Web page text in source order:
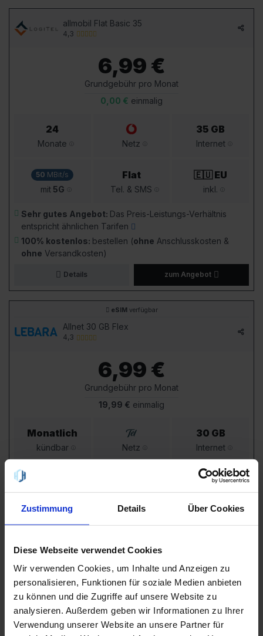
Zustimmung Details Über Cookies
Diese Webseite verwendet Cookies
Wir verwenden Cookies, um Inhalte und Anzeigen zu
personalisieren, Funktionen für soziale Medien anbieten
zu können und die Zugriffe auf unsere Website zu
analysieren. Außerdem geben wir Informationen zu Ihrer
Verwendung unserer Website an unsere Partner für
allmobil Flat Basic 35
4,3
6,99 €
Grundgebühr pro Monat
0,00 € einmalig
24
Monate Netz
35 GB
Internet
50 MBit/s
mit5G
Flat
Tel. & SMS
🇪🇺 EU
inkl.
Sehr gutes Angebot: Das Preis-Leistungs-Verhältnis
entspricht ähnlichen Tarifen
100% kostenlos: bestellen (ohne Anschlusskosten &
ohne Versandkosten)
Details zum Angebot
eSIMverfügbar
Allnet 30 GB Flex
4,3
6,99 €
Grundgebühr pro Monat
19,99 € einmalig
Monatlich
kündbar Netz
30 GB
Internet
mit5G Tel. & SMS
🇪🇺 EU
inkl.
Erfahrungsbericht:
schau Dir unser
Details zum Angebot
Du hast 10 von 194 Angebote angesehen.